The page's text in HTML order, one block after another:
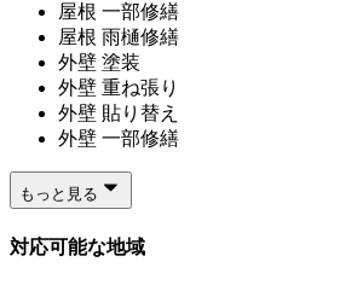
屋根 一部修繕
屋根 雨樋修繕
外壁 塗装
外壁 重ね張り
外壁 貼り替え
外壁 一部修繕
もっと見る
対応可能な地域